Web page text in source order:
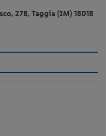
278, Taggia (IM) 18018